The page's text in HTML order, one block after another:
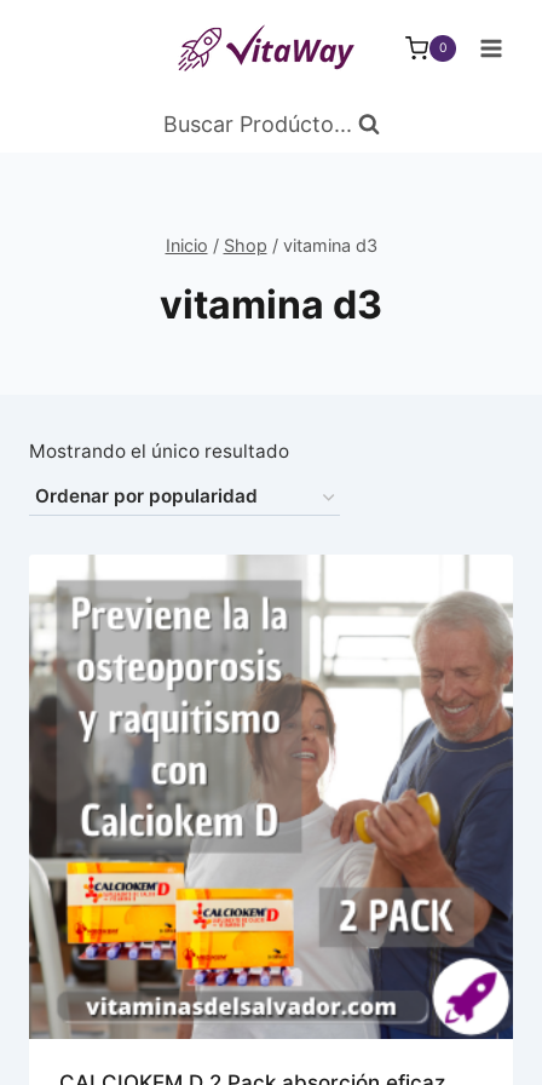
0
Buscar Prodúcto...
Inicio / Shop / vitamina d3
vitamina d3
Mostrando el único resultado